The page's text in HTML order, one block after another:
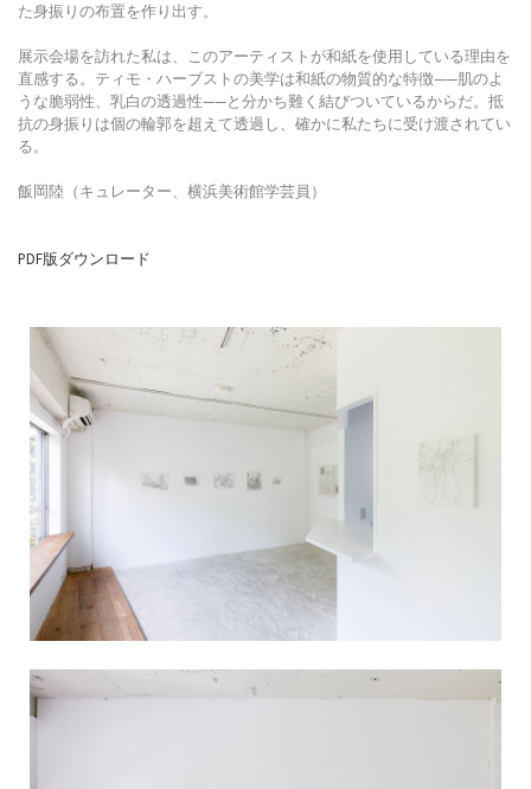
た身振りの布置を作り出す。
展示会場を訪れた私は、このアーティストが和紙を使用している理由を
直感する。ティモ・ハーブスト​​の美学は和紙の物質的な特徴——肌のよ
うな脆弱性、乳白の透過性——と分かち難く結びついているからだ。抵
抗の身振りは個の輪郭を超えて透過し、確かに私たちに受け渡されてい
る。
飯岡陸（キュレーター、横浜美術館学芸員）
PDF版ダウンロード